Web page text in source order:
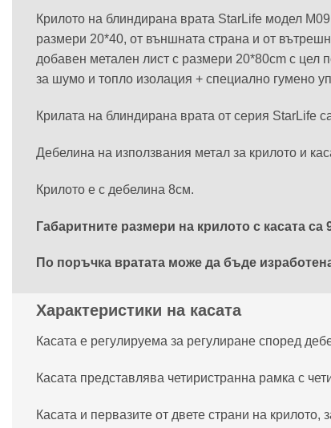
Крилото на блиндирана врата StarLife модел
размери 20*40, от външната страна и от
добавен метален лист с размери 20*80cm с цел
за шумо и топло изолация + специално гумено
Крилата на блиндирана врата от серия StarLife
Дебелина на използвания метал за крилото и
Крилото е с дебелина 8см.
Габаритните размери на крилото с касата са
По поръчка вратата може да бъде
Характеристики на касата
Касата е регулируема за регулиране според
Касата представлява четиристранна рамка с
Касата и первазите от двете страни на